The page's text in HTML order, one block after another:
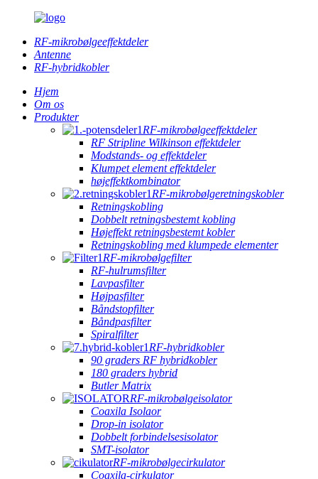
RF-mikrobølgeeffektdeler
Antenne
RF-hybridkobler
Hjem
Om os
Produkter
RF-mikrobølgeeffektdeler
RF Stripline Wilkinson effektdeler
Modstands- og effektdeler
Klumpet element effektdeler
højeffektkombinator
RF-mikrobølgeretningskobler
Retningskobling
Dobbelt retningsbestemt kobling
Højeffekt retningsbestemt kobler
Retningskobling med klumpede elementer
RF-mikrobølgefilter
RF-hulrumsfilter
Lavpasfilter
Højpasfilter
Båndstopfilter
Båndpasfilter
Spiralfilter
RF-hybridkobler
90 graders RF hybridkobler
180 graders hybrid
Butler Matrix
RF-mikrobølgeisolator
Coaxila Isolaor
Drop-in isolator
Dobbelt forbindelsesisolator
SMT-isolator
RF-mikrobølgecirkulator
Coaxila-cirkulator